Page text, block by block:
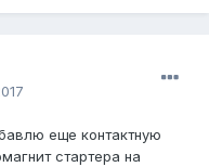
еще контактную
стартера на